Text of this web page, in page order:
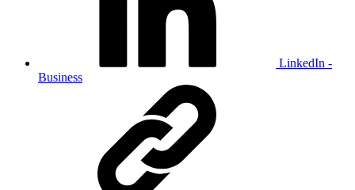
LinkedIn -
Business